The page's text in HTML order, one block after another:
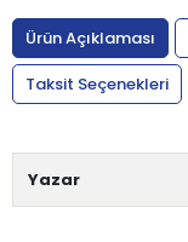
Ürün Açıklaması
Taksit Seçenekleri
Yazar